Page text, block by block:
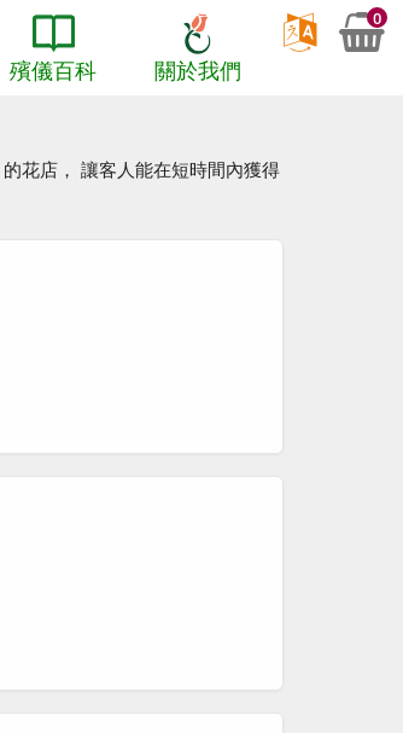
殯儀百科 關於我們
0
的花店， 讓客人能在短時間內獲得